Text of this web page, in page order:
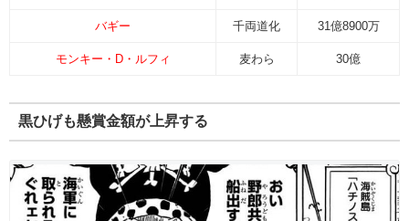
バギー 千両道化 31億8900万
モンキー・D・ルフィ 麦わら 30億
黒ひげも懸賞金額が上昇する